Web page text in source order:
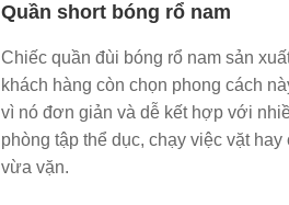
Quần short bóng rổ nam
Chiếc quần đùi bóng rổ nam sản
khách hàng còn chọn phong cách
vì nó đơn giản và dễ kết hợp với
phòng tập thể dục, chạy việc vặt
vừa vặn.